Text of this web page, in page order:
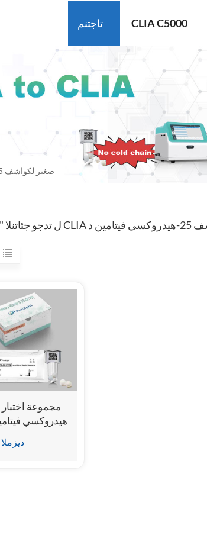
تاجتنم CLIA C5000
نظام CLIA صغير لكواشف 25-هيدروكسي فيتامين د
هيدروكسي
(مقايسة
متجانسة